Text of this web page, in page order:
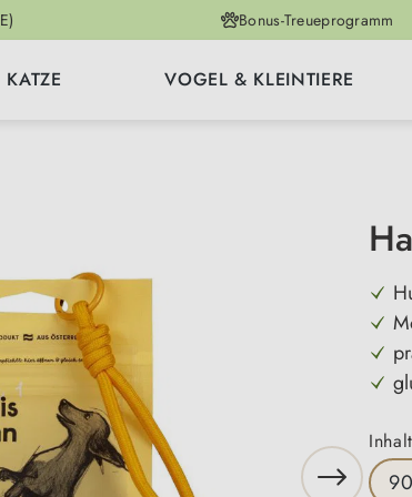
Bonus-Treueprogramm
KATZE VOGEL & KLEINTIERE
Inhalt